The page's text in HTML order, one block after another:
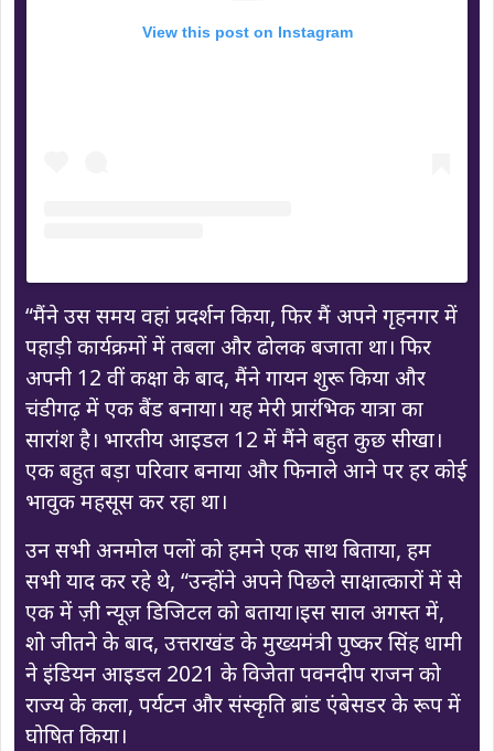
View this post on Instagram
“मैंने उस समय वहां प्रदर्शन किया, फिर मैं अपने गृहनगर में
पहाड़ी कार्यक्रमों में तबला और ढोलक बजाता था। फिर
अपनी 12 वीं कक्षा के बाद, मैंने गायन शुरू किया और
चंडीगढ़ में एक बैंड बनाया। यह मेरी प्रारंभिक यात्रा का
सारांश है। भारतीय आइडल 12 में मैंने बहुत कुछ सीखा।
एक बहुत बड़ा परिवार बनाया और फिनाले आने पर हर कोई
भावुक महसूस कर रहा था।
उन सभी अनमोल पलों को हमने एक साथ बिताया, हम
सभी याद कर रहे थे, “उन्होंने अपने पिछले साक्षात्कारों में से
एक में ज़ी न्यूज़ डिजिटल को बताया।इस साल अगस्त में,
शो जीतने के बाद, उत्तराखंड के मुख्यमंत्री पुष्कर सिंह धामी
ने इंडियन आइडल 2021 के विजेता पवनदीप राजन को
राज्य के कला, पर्यटन और संस्कृति ब्रांड एंबेसडर के रूप में
घोषित किया।